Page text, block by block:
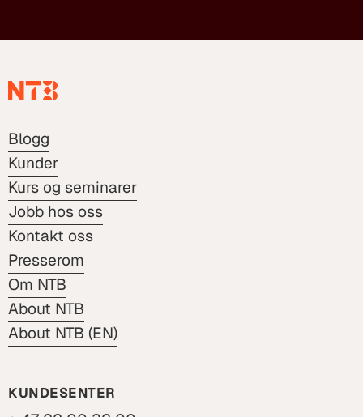
Blogg
Kunder
Kurs og seminarer
Jobb hos oss
Kontakt oss
Presserom
Om NTB
About NTB
About NTB (EN)
KUNDESENTER